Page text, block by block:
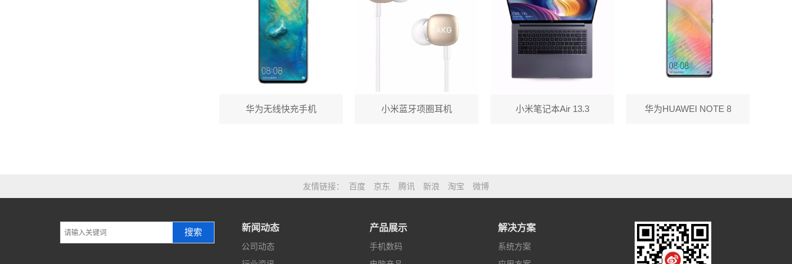
华为无线快充手机 小米蓝牙项圈耳机 小米笔记本Air 13.3 华为HUAWEI NOTE 8
友情链接 百度 京东 腾讯 新浪 淘宝 微博
搜索 新闻动态
公司动态
产品展示
手机数码
解决方案
系统方案